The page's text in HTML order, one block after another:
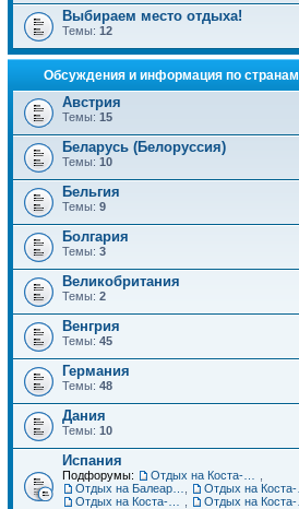
Выбираем место отдыха!
Темы: 12
Обсуждения и информация по странам
Австрия
Темы: 15
Беларусь (Белоруссия)
Темы: 10
Бельгия
Темы: 9
Болгария
Темы: 3
Великобритания
Темы: 2
Венгрия
Темы: 45
Германия
Темы: 48
Дания
Темы: 10
Испания
Подфорумы: